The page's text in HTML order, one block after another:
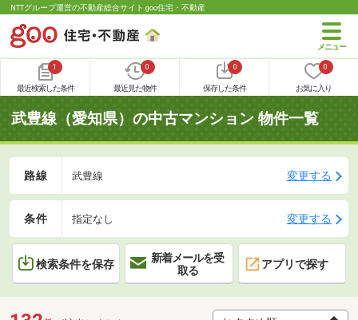
NTTグループ運営の不動産総合サイト goo住宅・不動産
1
最近検索した条件
0
最近見た物件
0
保存した条件
0
お気に入り
武豊線（愛知県）の中古マンション 物件一覧
路線 武豊線 変更する
条件 指定なし 変更する
検索条件を保存
新着メールを受
取る
アプリで探す